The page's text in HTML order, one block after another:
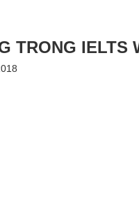
TRONG IELTS